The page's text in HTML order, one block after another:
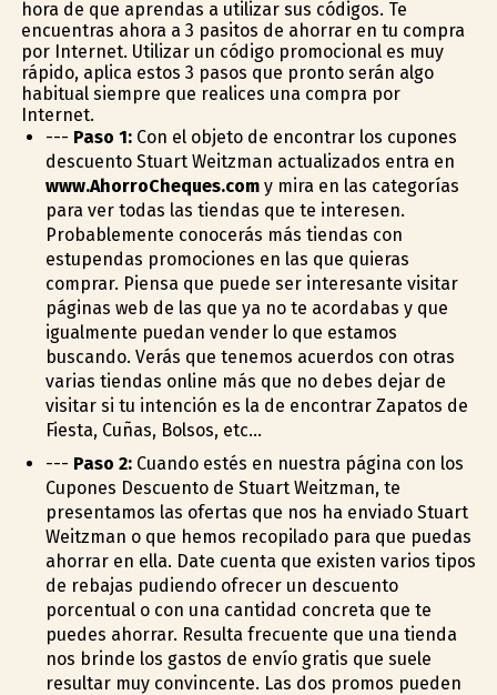
hora de que aprendas a utilizar sus códigos. Te
encuentras ahora a 3 pasitos de ahorrar en tu compra
por Internet. Utilizar un código promocional es muy
rápido, aplica estos 3 pasos que pronto serán algo
habitual siempre que realices una compra por
Internet.
--- Paso 1:Con el objeto de encontrar los cupones
descuento Stuart Weitzman actualizados entra en
www.AhorroCheques.comy mira en las categorías
para ver todas las tiendas que te interesen.
Probablemente conocerás más tiendas con
estupendas promociones en las que quieras
comprar. Piensa que puede ser interesante visitar
páginas web de las que ya no te acordabas y que
igualmente puedan vender lo que estamos
buscando. Verás que tenemos acuerdos con otras
varias tiendas online más que no debes dejar de
visitar si tu intención es la de encontrar Zapatos de
Fiesta, Cuñas, Bolsos, etc...
--- Paso 2:Cuando estés en nuestra página con los
Cupones Descuento de Stuart Weitzman, te
presentamos las ofertas que nos ha enviado Stuart
Weitzman o que hemos recopilado para que puedas
ahorrar en ella. Date cuenta que existen varios tipos
de rebajas pudiendo ofrecer un descuento
porcentual o con una cantidad concreta que te
puedes ahorrar. Resulta frecuente que una tienda
nos brinde los gastos de envío gratis que suele
resultar muy convincente. Las dos promos pueden